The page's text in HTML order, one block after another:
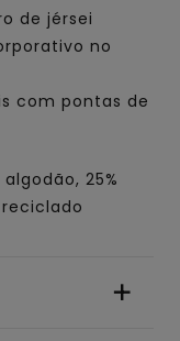
de jérsei
no
com pontas de
25%